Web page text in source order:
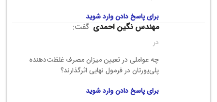
برای پاسخ دادن وارد شوید
مهندس نگین احمدی گفت:
در
چه عواملی در تعیین میزان مصرف غلظت‌دهنده
پلی‌یورتان در فرمول نهایی اثرگذارند؟
برای پاسخ دادن وارد شوید